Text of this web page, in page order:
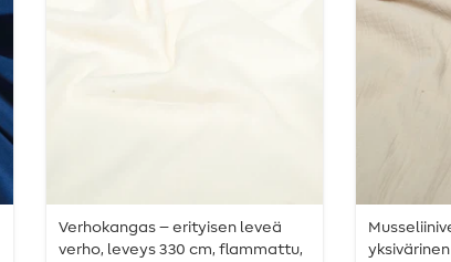
Verhokangas – erityisen leveä
verho, leveys 330 cm, flammattu,